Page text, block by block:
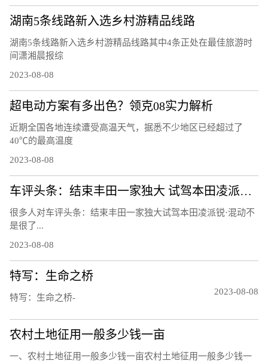
湖南5条线路新入选乡村游精品线路
湖南5条线路新入选乡村游精品线路其中4条正处在最佳旅游时
间潇湘晨报综
2023-08-08
超电动方案有多出色？领克08实力解析
近期全国各地连续遭受高温天气，据悉不少地区已经超过了
40℃的最高温度
2023-08-08
车评头条：结束丰田一家独大 试驾本田凌派锐·混动
很多人对车评头条：结束丰田一家独大试驾本田凌派锐·混动不
是很了...
2023-08-08
特写：生命之桥
特写：生命之桥-
2023-08-08
农村土地征用一般多少钱一亩
一、农村土地征用一般多少钱一亩农村土地征用一般多少钱一